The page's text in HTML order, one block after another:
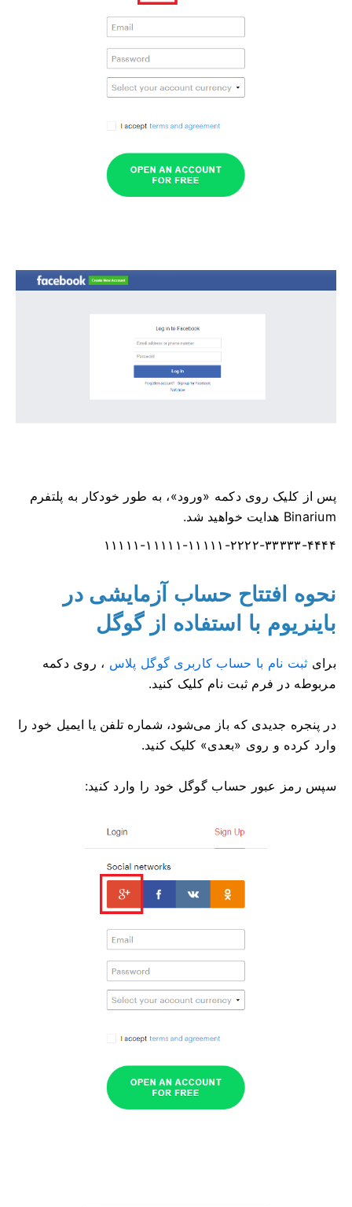
پس از کلیک روی دکمه «ورود»، به طور خودکار به پلتفرم
Binarium هدایت خواهید شد.
۱۱۱۱۱-۱۱۱۱۱-۱۱۱۱۱-۲۲۲۲-۳۳۳۳۳-۴۴۴۴
نحوه افتتاح حساب آزمایشی در
باینریوم با استفاده از گوگل
برای ثبت نام با حساب کاربری گوگل پلاس ، روی دکمه
مربوطه در فرم ثبت نام کلیک کنید.
در پنجره جدیدی که باز می‌شود، شماره تلفن یا ایمیل خود را
وارد کرده و روی «بعدی» کلیک کنید.
سپس رمز عبور حساب گوگل خود را وارد کنید: